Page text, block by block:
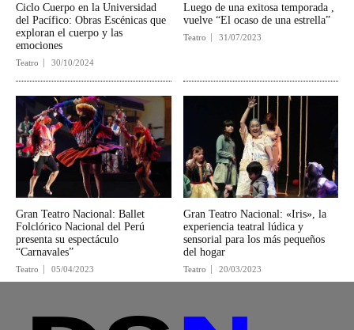
Ciclo Cuerpo en la Universidad
del Pacífico: Obras Escénicas que
exploran el cuerpo y las
emociones
Teatro 30/10/2024
Luego de una exitosa temporada ,
vuelve “El ocaso de una estrella”
Teatro 31/07/2023
Gran Teatro Nacional: Ballet
Folclórico Nacional del Perú
presenta su espectáculo
“Carnavales”
Teatro 05/04/2023
Gran Teatro Nacional: «Iris», la
experiencia teatral lúdica y
sensorial para los más pequeños
del hogar
Teatro 20/03/2023